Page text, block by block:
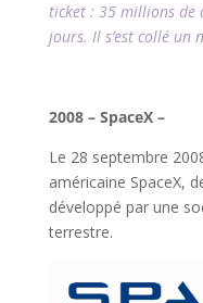
ticket : 35 millions de
jours. Il s’est collé un
2008 – SpaceX –
Le 28 septembre
américaine SpaceX,
développé par une
terrestre.